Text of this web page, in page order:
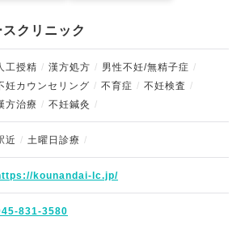
クリニック
工授精 漢方処方
男性不妊/無精子症
妊カウンセリング
不育症
不妊検査
方治療
不妊鍼灸
近 土曜日診療
kounandai-lc.jp/
831-3580